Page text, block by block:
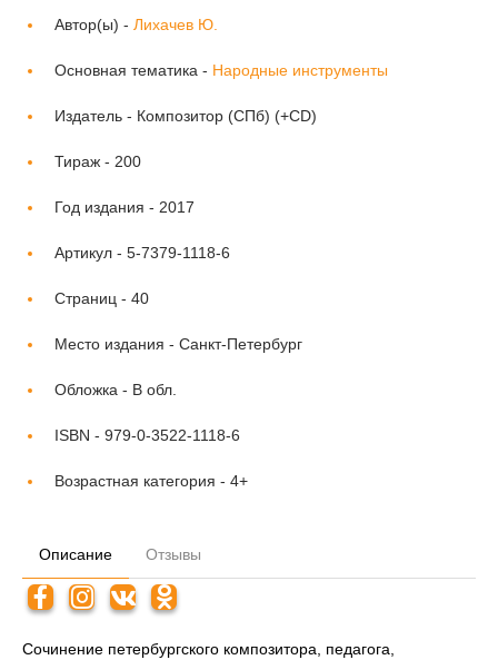
Автор(ы) - Лихачев Ю.
Основная тематика - Народные инструменты
Издатель - Композитор (СПб) (+CD)
Тираж - 200
Год издания - 2017
Артикул - 5-7379-1118-6
Страниц - 40
Место издания - Санкт-Петербург
Обложка - В обл.
ISBN - 979-0-3522-1118-6
Возрастная категория - 4+
Описание Отзывы
Сочинение петербургского композитора, педагога,